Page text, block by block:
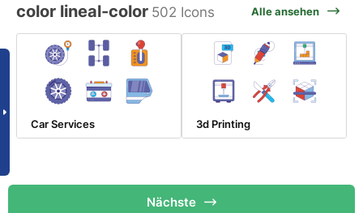
color lineal-color 502 Icons Alle ansehen
Car Services 3d Printing
Nächste